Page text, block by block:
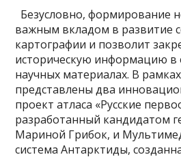
Безусловно, формирование
важным вкладом в развитие
картографии и позволит
историческую информацию в
научных материалах. В
представлены два
проект атласа «Русские
разработанный кандидатом
Мариной Грибок, и
система Антарктиды,